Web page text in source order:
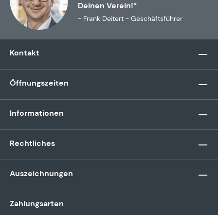
Deinen Verein!”
- Frank Deitert - Geschäftsführer
Kontakt
Öffnungszeiten
Informationen
Rechtliches
Auszeichnungen
Zahlungsarten